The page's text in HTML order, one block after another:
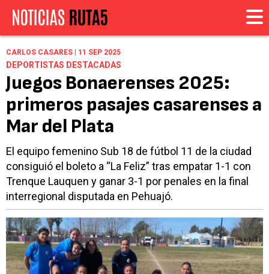
CARLOS CASARES | 11 SEP 2025
DEPORTISTAS DESTACADAS
Juegos Bonaerenses 2025:
primeros pasajes casarenses a
Mar del Plata
El equipo femenino Sub 18 de fútbol 11 de la ciudad
consiguió el boleto a “La Feliz” tras empatar 1-1 con
Trenque Lauquen y ganar 3-1 por penales en la final
interregional disputada en Pehuajó.